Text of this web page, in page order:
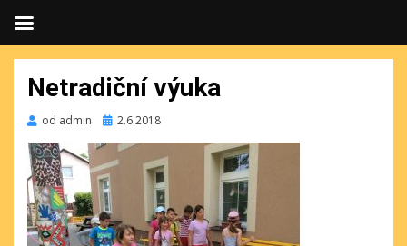
Netradiční výuka
od admin Publikováno
2.6.2018